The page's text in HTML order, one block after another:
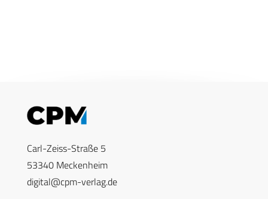
Carl-Zeiss-Straße 5
53340 Meckenheim
digital@cpm-verlag.de